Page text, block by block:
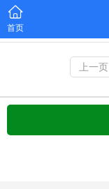
首页
上一页